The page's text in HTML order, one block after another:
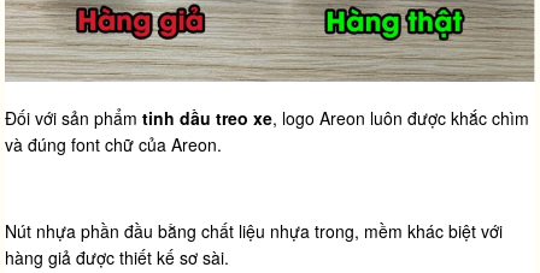
Đối với sản phẩmtinh dầu treo xe, logo Areon luôn được khắc chìm
và đúng font chữ của Areon.
Nút nhựa phần đầu bằng chất liệu nhựa trong, mềm khác biệt với
hàng giả được thiết kế sơ sài.